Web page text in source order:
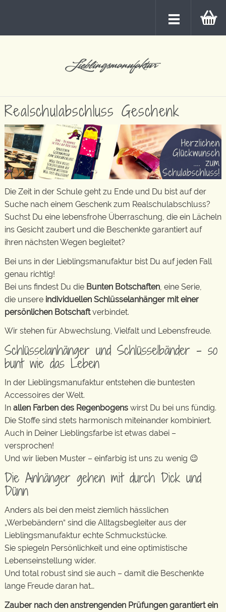
Realschulabschluss Geschenk
Die Zeit in der Schule geht zu Ende und Du bist auf der
Suche nach einem Geschenk zum Realschulabschluss?
Suchst Du eine lebensfrohe Überraschung, die ein Lächeln
ins Gesicht zaubert und die Beschenkte garantiert auf
ihren nächsten Wegen begleitet?
Bei uns in der Lieblingsmanufaktur bist Du auf jeden Fall
genau richtig!
Bei uns findest Du die Bunten Botschaften , eine Serie,
die unsere individuellen Schlüsselanhänger mit einer
persönlichen Botschaftverbindet.
Wir stehen für Abwechslung, Vielfalt und Lebensfreude.
Schlüsselanhänger und Schlüsselbänder – so
bunt wie das Leben
In der Lieblingsmanufaktur entstehen die buntesten
Accessoires der Welt.
In allen Farben des Regenbogens wirst Du bei uns fündig.
Die Stoffe sind stets harmonisch miteinander kombiniert.
Auch in Deiner Lieblingsfarbe ist etwas dabei –
versprochen!
Und wir lieben Muster – einfarbig ist uns zu wenig 😉
Die Anhänger gehen mit durch Dick und
Dünn
Anders als bei den meist ziemlich hässlichen
„Werbebändern“ sind die Alltagsbegleiter aus der
Lieblingsmanufaktur echte Schmuckstücke.
Sie spiegeln Persönlichkeit und eine optimistische
Lebenseinstellung wider.
Und total robust sind sie auch – damit die Beschenkte
lange Freude daran hat…
Zauber nach den anstrengenden Prüfungen garantiert ein